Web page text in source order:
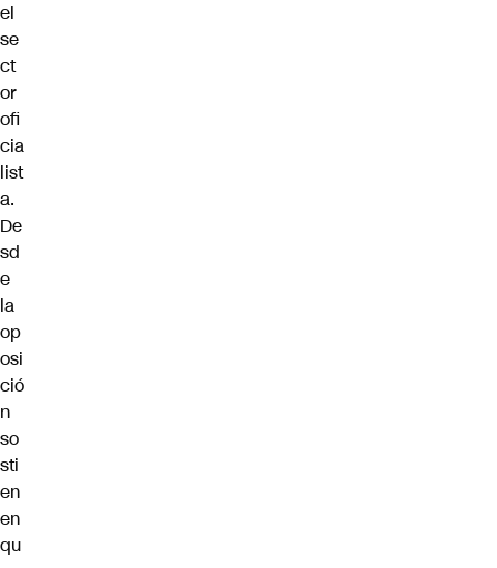
el
se
ct
or
ofi
cia
list
a.
De
sd
e
la
op
osi
ció
n
so
sti
en
en
qu